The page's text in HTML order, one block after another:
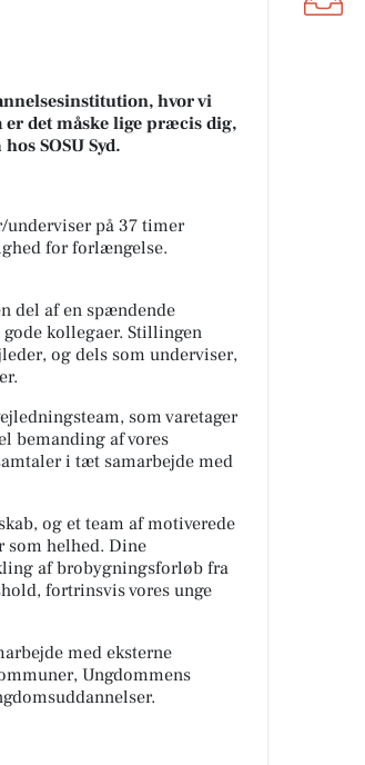
hvor vi
det måske lige præcis dig,
SOSU Syd.
på 37 timer
for forlængelse.
del af en spændende
kollegaer. Stillingen
og dels som underviser,
som varetager
bemanding af vores
i tæt samarbejde med
og et team af motiverede
som helhed. Dine
af brobygningsforløb fra
fortrinsvis vores unge
med eksterne
Ungdommens